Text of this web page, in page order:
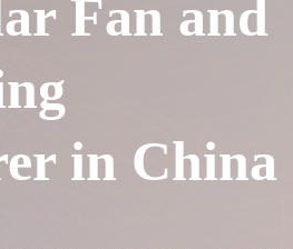
Fan and
in China